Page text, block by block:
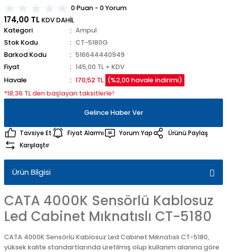
0 Puan - 0 Yorum
174,00 TL KDV DAHİL
Kategori
Ampul
Stok Kodu
CT-5180G
Barkod Kodu
516644440949
Fiyat
145,00 TL + KDV
Havale
170,52 TL (%2,00 havale indirimi)
*18,36 TL den başlayan taksitlerle!
Gelince Haber Ver
Tavsiye Et Fiyat Alarmı Yorum Yap
Ürünü Paylaş
Karşılaştır
Ürün Bilgisi
CATA 4000K Sensörlü Kablosuz
Led Cabinet Mıknatıslı CT-5180
CATA 4000K Sensörlü Kablosuz Led Cabinet Mıknatıslı CT-5180,
yüksek kalite standartlarında üretilmiş olup kullanım alanına göre